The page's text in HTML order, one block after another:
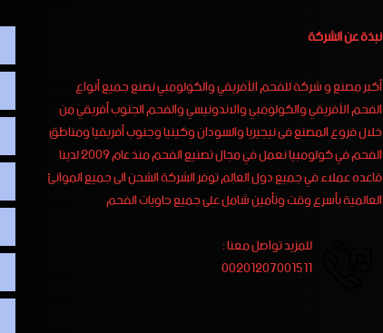
نبذة عن الشركة
أكبر مصنع و شركة للفحم الأفريقي والكولومبي نصنع جميع أنواع
الفحم الأفريقي والكولومبي والاندونيسي والفحم الجنوب أفريقي من
خلال فروع المصنع فى نيجيريا والسودان وكينيا وجنوب أفريقيا ومناطق
الفحم في كولومبيا نعمل في مجال تصنيع الفحم منذ عام 2009 لدينا
قاعده عملاء في جميع دول العالم توفر الشركة الشحن الى جميع الموانئ
العالمية بأسرع وقت وتأمين شامل على جميع حاويات الفحم
للمزيد تواصل معنا :
00201207001511